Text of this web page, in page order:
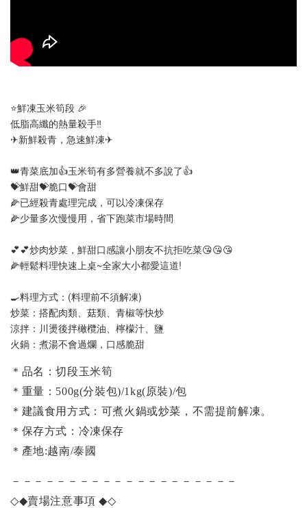
⭐鮮凍玉米筍段 🎉
低脂高纖的熱量殺手‼️
✈新鮮殺青，急速鮮凍✈
👑青菜底加👍玉米筍有多營養就不多說了👍
💝鮮甜💝脆口💝會甜
🌽已經殺青處理完成，可以冷凍保存
🌽少量多次慢慢用，省下跑菜市場時間
💕💕炒肉炒菜，鮮甜口感讓小朋友不抗拒吃菜😘😘😘
🌽輕鬆料理快速上桌~全家大小都愛這道!
🍳料理方式：(料理前不須解凍)
炒菜：搭配肉類、菇類、青椒等快炒
涼拌：川燙後拌橄欖油、檸檬汁、鹽
火鍋：煮湯不會過爛，口感脆甜
＊ 品名：切段玉米筍
＊重量：500g(分裝包)/1kg(原裝)/包
＊建議食用方式：可煮火鍋或炒菜，不需提前解凍。
＊保存方式：冷凍保存
＊產地:越南/泰國
－－－－－－－－－－－－－－－－－－－－
◇◆賣場注意事項◆◇